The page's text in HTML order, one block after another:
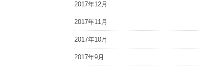
2017年12月
2017年11月
2017年10月
2017年9月